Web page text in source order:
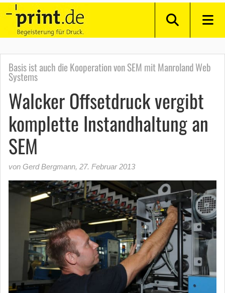
Basis ist auch die Kooperation von SEM mit Manroland Web
Systems
Walcker Offsetdruck vergibt
komplette Instandhaltung an
SEM
von Gerd Bergmann, 27. Februar 2013